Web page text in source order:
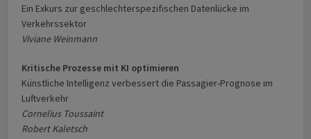
Ein Exkurs zur geschlechterspezifischen Datenlücke im
Verkehrssektor
Viviane Weinmann
Kritische Prozesse mit KI optimieren
Künstliche Intelligenz verbessert die Passagier­-Prognose im
Luftverkehr
Cornelius Toussaint
Robert Kaletsch